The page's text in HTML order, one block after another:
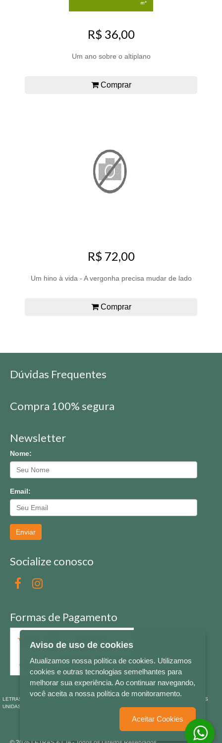
R$ 36,00
Um ano sobre o altiplano
Comprar
R$ 72,00
Um hino à vida - A vergonha precisa mudar de lado
Comprar
Dúvidas Frequentes
Compra 100% segura
Newsletter
Nome:
Email:
Enviar
Socialize conosco
Formas de Pagamento
LETRAS & CIA - CNPJ n° 88.587.548/0001-20 - Térreo Bourbon Shopping - AV. NAÇÕES
UNIDAS , 2001 - Lojas 1064/1065 - RIO BRANCO - - NOVO HAMBURGO - RS
Aviso de uso de cookies
Atualizamos nossa política de cookies. Utilizamos
cookies e outras tecnologias semelhantes para
melhorar sua experiência. Ao continuar navegando,
você aceita a nossa política de monitoramento.
Aceitar Cookies